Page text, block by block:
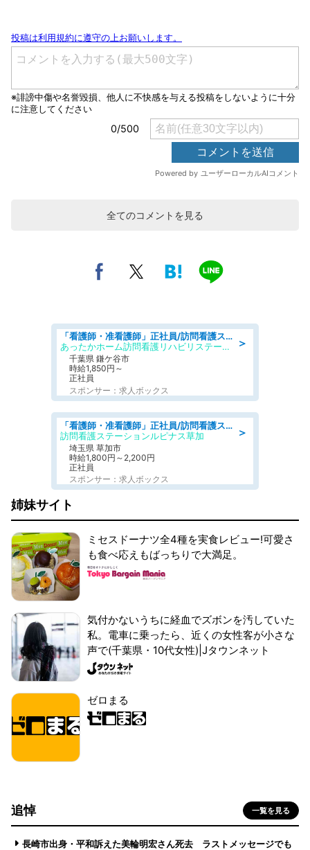
全てのコメントを見る
＞
「看護師・准看護師」正社員/訪問看護ステーション/正看護師
あったかホーム訪問看護リハビリステーション
千葉県 鎌ケ谷市
時給1,850円～
正社員
スポンサー：求人ボックス
＞
「看護師・准看護師」正社員/訪問看護ステーション/正看護師
訪問看護ステーションルピナス草加
埼玉県 草加市
時給1,800円～2,200円
正社員
スポンサー：求人ボックス
姉妹サイト
ミセスドーナツ全4種を実食レビュー!可愛さ
も食べ応えもばっちりで大満足。
気付かないうちに経血でズボンを汚していた
私。電車に乗ったら、近くの女性客が小さな
声で(千葉県・10代女性)|Jタウンネット
ゼロまる
追悼 一覧を見る
長崎市出身・平和訴えた美輪明宏さん死去 ラストメッセージでも